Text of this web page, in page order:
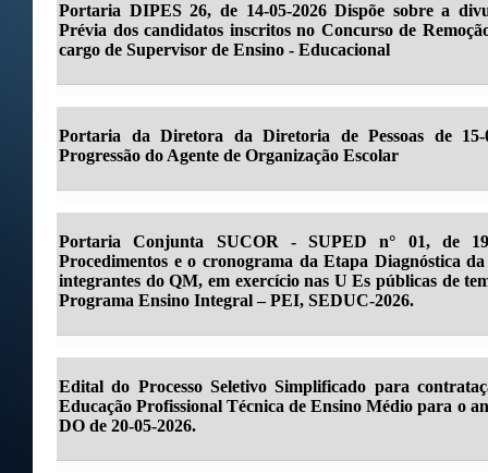
Portaria DIPES 26, de 14-05-2026 Dispõe sobre a
Prévia dos candidatos inscritos no Concurso de
cargo de Supervisor de Ensino - Educacional
Portaria da Diretora da Diretoria de Pessoas de 15-
Progressão do Agente de Organização Escolar
Portaria Conjunta SUCOR - SUPED n° 01, de
Procedimentos e o cronograma da Etapa Diagnóstica
integrantes do QM, em exercício nas U Es públicas de
Programa Ensino Integral – PEI, SEDUC-2026.
Edital do Processo Seletivo Simplificado para
Educação Profissional Técnica de Ensino Médio para o
DO de 20-05-2026.